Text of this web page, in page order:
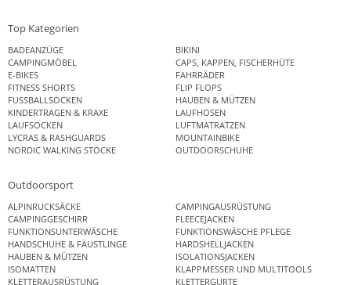
Top Kategorien
BADEANZÜGE
BIKINI
CAMPINGMÖBEL
CAPS, KAPPEN, FISCHERHÜTE
E-BIKES
FAHRRÄDER
FITNESS SHORTS
FLIP FLOPS
FUSSBALLSOCKEN
HAUBEN & MÜTZEN
KINDERTRAGEN & KRAXE
LAUFHOSEN
LAUFSOCKEN
LUFTMATRATZEN
LYCRAS & RASHGUARDS
MOUNTAINBIKE
NORDIC WALKING STÖCKE
OUTDOORSCHUHE
Outdoorsport
ALPINRUCKSÄCKE
CAMPINGAUSRÜSTUNG
CAMPINGGESCHIRR
FLEECEJACKEN
FUNKTIONSUNTERWÄSCHE
FUNKTIONSWÄSCHE PFLEGE
HANDSCHUHE & FÄUSTLINGE
HARDSHELLJACKEN
HAUBEN & MÜTZEN
ISOLATIONSJACKEN
ISOMATTEN
KLAPPMESSER UND MULTITOOLS
KLETTERAUSRÜSTUNG
KLETTERGURTE